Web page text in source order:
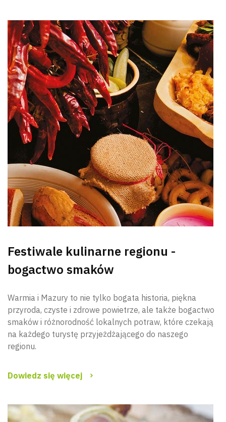
Festiwale kulinarne regionu -
bogactwo smaków
Warmia i Mazury to nie tylko bogata historia, piękna
przyroda, czyste i zdrowe powietrze, ale także bogactwo
smaków i różnorodność lokalnych potraw, które czekają
na każdego turystę przyjeżdżającego do naszego
regionu.
Dowiedz się więcej